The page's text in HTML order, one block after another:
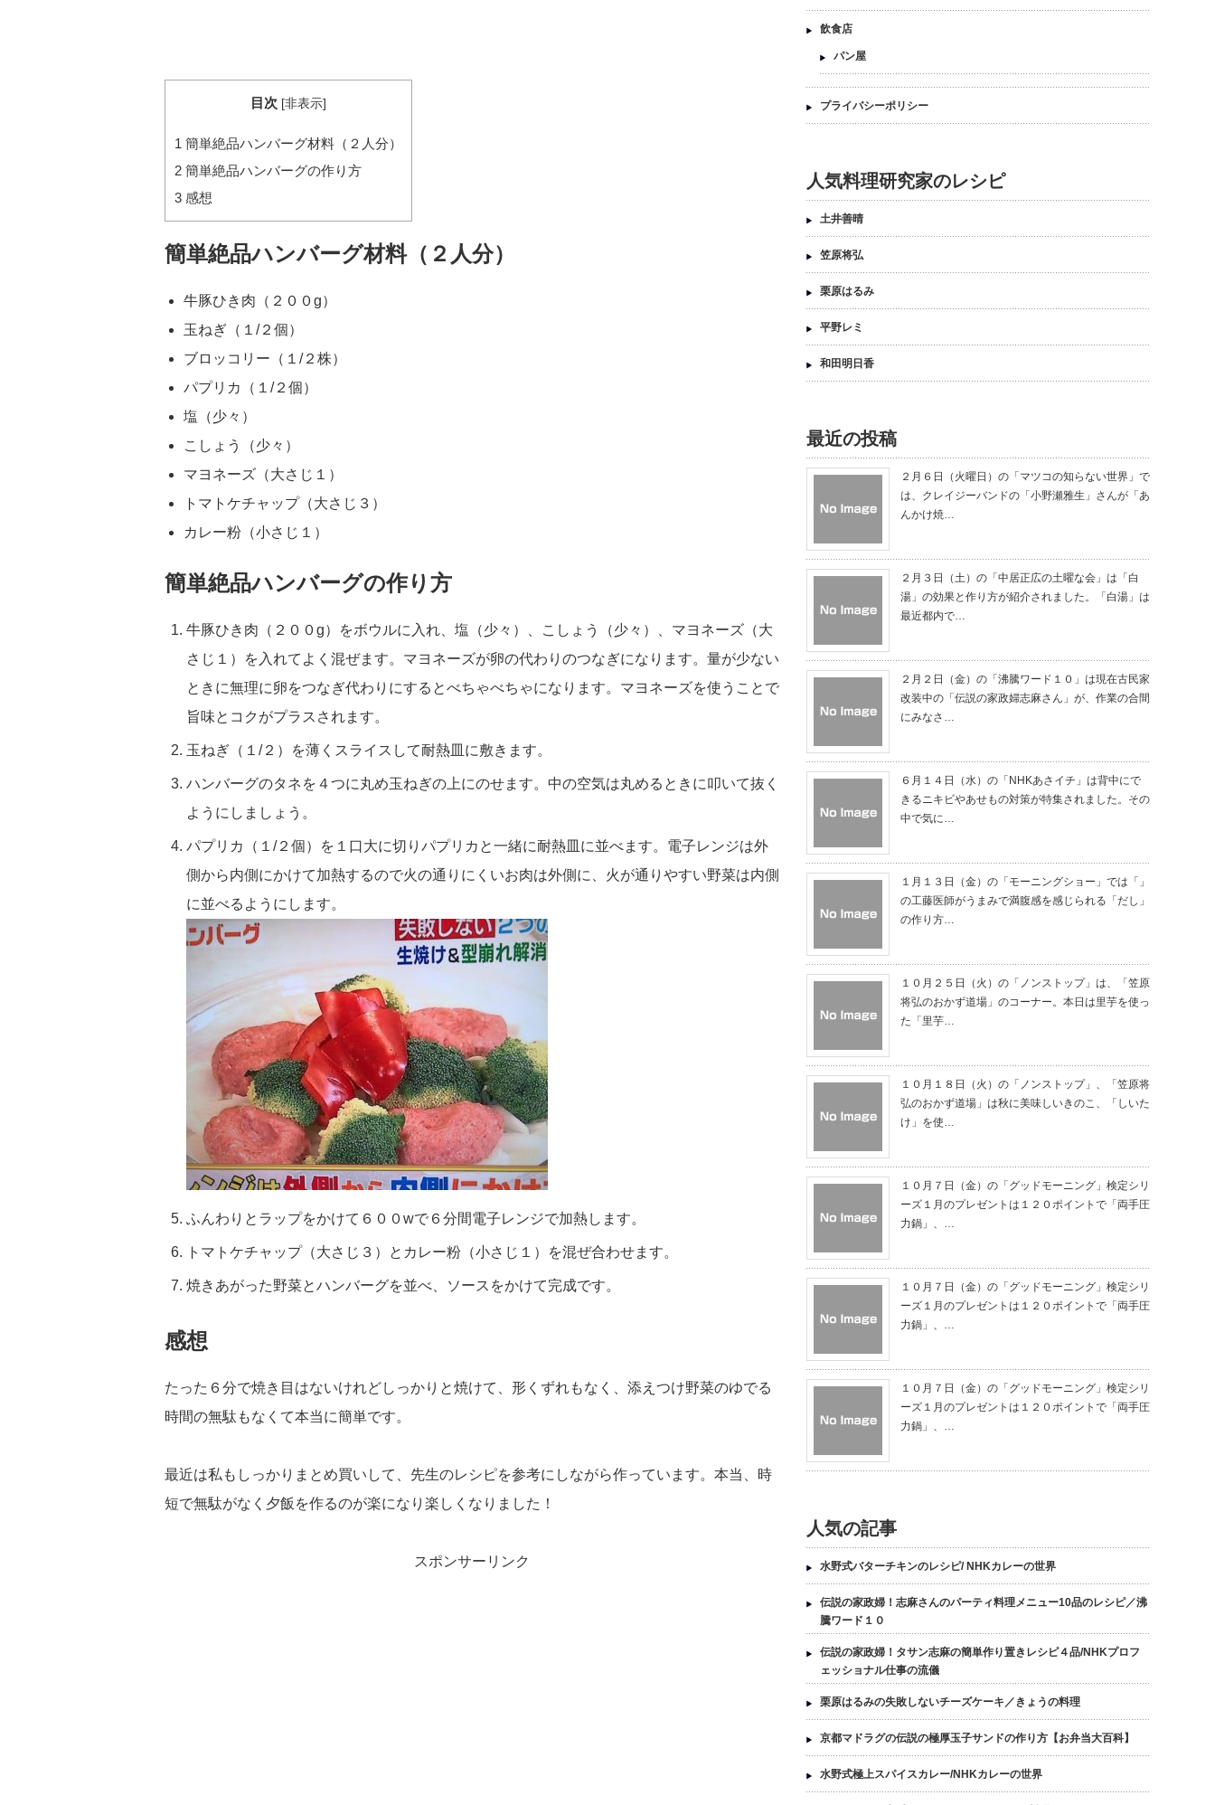
目次 [非表示]
1 簡単絶品ハンバーグ材料（２人分）
2 簡単絶品ハンバーグの作り方
3 感想
簡単絶品ハンバーグ材料（２人分）
牛豚ひき肉（２００g）
玉ねぎ（１/２個）
ブロッコリー（１/２株）
パプリカ（１/２個）
塩（少々）
こしょう（少々）
マヨネーズ（大さじ１）
トマトケチャップ（大さじ３）
カレー粉（小さじ１）
簡単絶品ハンバーグの作り方
牛豚ひき肉（２００g）をボウルに入れ、塩（少々）、こしょう（少々）、マヨネーズ（大
さじ１）を入れてよく混ぜます。マヨネーズが卵の代わりのつなぎになります。量が少ない
ときに無理に卵をつなぎ代わりにするとべちゃべちゃになります。マヨネーズを使うことで
旨味とコクがプラスされます。
玉ねぎ（１/２）を薄くスライスして耐熱皿に敷きます。
ハンバーグのタネを４つに丸め玉ねぎの上にのせます。中の空気は丸めるときに叩いて抜く
ようにしましょう。
パプリカ（１/２個）を１口大に切りパプリカと一緒に耐熱皿に並べます。電子レンジは外
側から内側にかけて加熱するので火の通りにくいお肉は外側に、火が通りやすい野菜は内側
に並べるようにします。
ふんわりとラップをかけて６００wで６分間電子レンジで加熱します。
トマトケチャップ（大さじ３）とカレー粉（小さじ１）を混ぜ合わせます。
焼きあがった野菜とハンバーグを並べ、ソースをかけて完成です。
感想
たった６分で焼き目はないけれどしっかりと焼けて、形くずれもなく、添えつけ野菜のゆでる
時間の無駄もなくて本当に簡単です。
最近は私もしっかりまとめ買いして、先生のレシピを参考にしながら作っています。本当、時
短で無駄がなく夕飯を作るのが楽になり楽しくなりました！
スポンサーリンク
飲食店
パン屋
プライバシーポリシー
人気料理研究家のレシピ
土井善晴
笠原将弘
栗原はるみ
平野レミ
和田明日香
最近の投稿
２月６日（火曜日）の「マツコの知らない世界」で
は、クレイジーバンドの「小野瀬雅生」さんが「あ
んかけ焼…
２月３日（土）の「中居正広の土曜な会」は「白
湯」の効果と作り方が紹介されました。「白湯」は
最近都内で…
２月２日（金）の「沸騰ワード１０」は現在古民家
改装中の「伝説の家政婦志麻さん」が、作業の合間
にみなさ…
６月１４日（水）の「NHKあさイチ」は背中にで
きるニキビやあせもの対策が特集されました。その
中で気に…
１月１３日（金）の「モーニングショー」では「」
の工藤医師がうまみで満腹感を感じられる「だし」
の作り方…
１０月２５日（火）の「ノンストップ」は、「笠原
将弘のおかず道場」のコーナー。本日は里芋を使っ
た「里芋…
１０月１８日（火）の「ノンストップ」、「笠原将
弘のおかず道場」は秋に美味しいきのこ、「しいた
け」を使…
１０月７日（金）の「グッドモーニング」検定シリ
ーズ１月のプレゼントは１２０ポイントで「両手圧
力鍋」、…
１０月７日（金）の「グッドモーニング」検定シリ
ーズ１月のプレゼントは１２０ポイントで「両手圧
力鍋」、…
１０月７日（金）の「グッドモーニング」検定シリ
ーズ１月のプレゼントは１２０ポイントで「両手圧
力鍋」、…
人気の記事
水野式バターチキンのレシピ/ NHKカレーの世界
伝説の家政婦！志麻さんのパーティ料理メニュー10品のレシピ／沸
騰ワード１０
伝説の家政婦！タサン志麻の簡単作り置きレシピ４品/NHKプロフ
ェッショナル仕事の流儀
栗原はるみの失敗しないチーズケーキ／きょうの料理
京都マドラグの伝説の極厚玉子サンドの作り方【お弁当大百科】
水野式極上スパイスカレー/NHKカレーの世界